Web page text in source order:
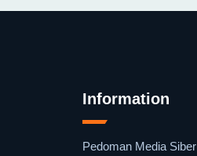
Information
Pedoman Media Siber